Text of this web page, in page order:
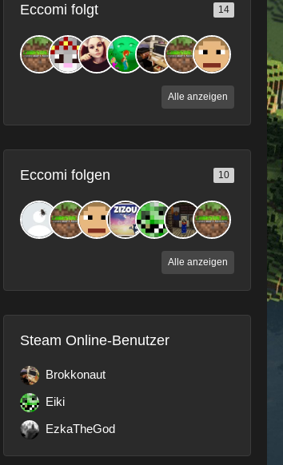
Eccomi folgt 14
Alle anzeigen
Eccomi folgen 10
Alle anzeigen
Steam Online-Benutzer
Brokkonaut
Eiki
EzkaTheGod